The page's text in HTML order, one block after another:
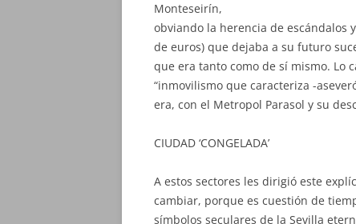
Monteseirín,
obviando la herencia de escándalos
de euros) que dejaba a su futuro
que era tanto como de sí mismo. Lo
“inmovilismo que caracteriza -
era, con el Metropol Parasol y su
CIUDAD ‘CONGELADA’
A estos sectores les dirigió este
cambiar, porque es cuestión de
símbolos seculares de la Sevilla